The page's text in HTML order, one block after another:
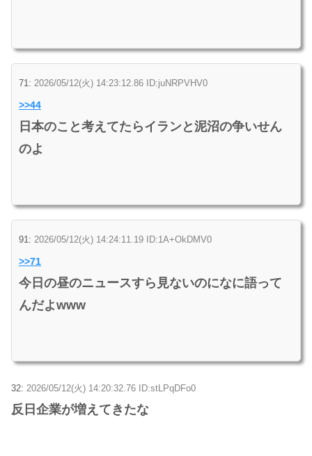
71: 2026/05/12(火) 14:23:12.86 ID:juNRPVHV0
>>44
日本のこと考えてたらイランと泥沼の争いせん
のよ
91: 2026/05/12(火) 14:24:11.19 ID:1A+OkDMV0
>>71
今日の昼のニュースすら見ないのになに語って
んだよwww
32: 2026/05/12(火) 14:20:32.76 ID:stLPqDFo0
反日企業が増えてきたな